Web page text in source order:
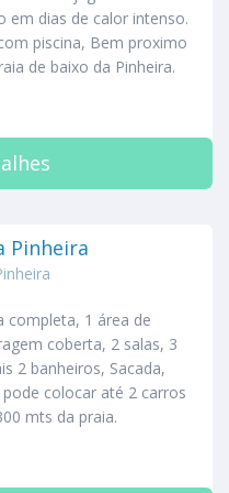
dias de calor intenso.
piscina, Bem proximo
de baixo da Pinheira.
Pinheira
completa, 1 área de
coberta, 2 salas, 3
2 banheiros, Sacada,
colocar até 2 carros
mts da praia.